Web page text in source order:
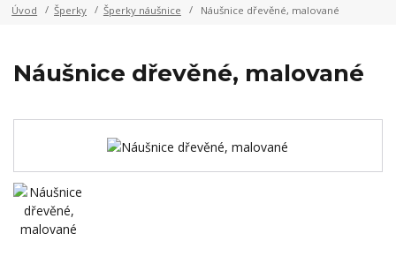
Úvod Šperky Šperky náušnice Náušnice dřevěné, malované
Náušnice dřevěné, malované